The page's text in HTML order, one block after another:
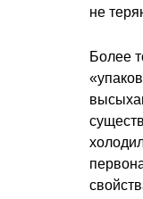
не
Более